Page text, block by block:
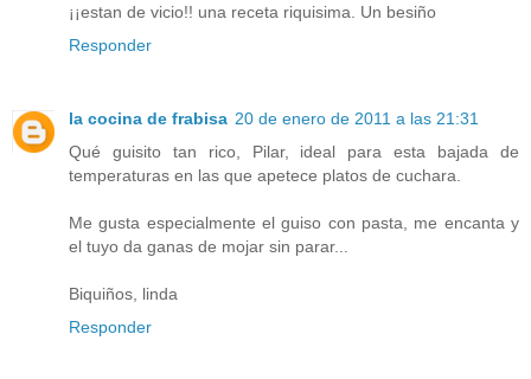
¡¡estan de vicio!! una receta riquisima. Un besiño
Responder
la cocina de frabisa 20 de enero de 2011 a las 21:31
Qué guisito tan rico, Pilar, ideal para esta bajada de
temperaturas en las que apetece platos de cuchara.
Me gusta especialmente el guiso con pasta, me encanta y
el tuyo da ganas de mojar sin parar...
Biquiños, linda
Responder